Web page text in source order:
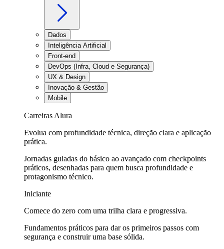
Dados
Inteligência Artificial
Front-end
DevOps (Infra, Cloud e Segurança)
UX & Design
Inovação & Gestão
Mobile
Carreiras Alura
Evolua com profundidade técnica, direção clara e aplicação
prática.
Jornadas guiadas do básico ao avançado com checkpoints
práticos, desenhadas para quem busca profundidade e
protagonismo técnico.
Iniciante
Comece do zero com uma trilha clara e progressiva.
Fundamentos práticos para dar os primeiros passos com
segurança e construir uma base sólida.